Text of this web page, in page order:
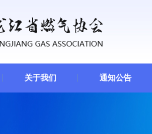
关于我们 通知公告